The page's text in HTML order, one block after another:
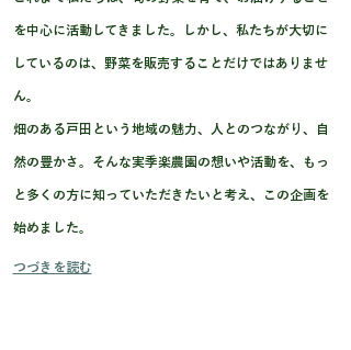
を中心に活動してきました。しかし、私たちが大切に
しているのは、野菜を販売することだけではありませ
ん。
畑のある戸田という地域の魅力、人とのつながり、自
然の豊かさ。そんな実季楽農園の想いや活動を、もっ
と多くの方に知っていただきたいと考え、この企画を
始めました。
つづきを読む